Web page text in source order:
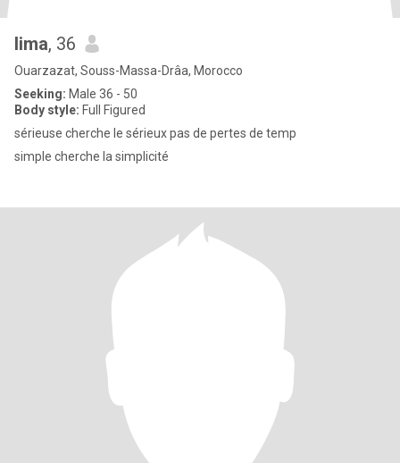
lima, 36
Ouarzazat, Souss-Massa-Drâa, Morocco
Seeking: Male 36 - 50
Body style: Full Figured
sérieuse cherche le sérieux pas de pertes de temp
simple cherche la simplicité